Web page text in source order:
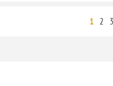
1 2 3